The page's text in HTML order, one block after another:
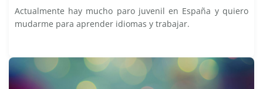
Actualmente hay mucho paro juvenil en España y quiero
mudarme para aprender idiomas y trabajar.